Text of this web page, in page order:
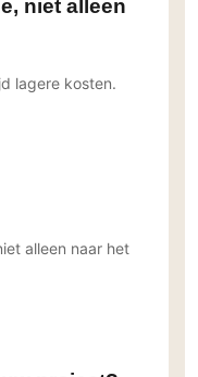
niet alleen
lagere kosten.
alleen naar het